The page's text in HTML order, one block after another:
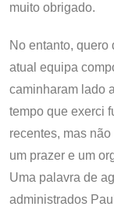
muito obrigado.
No entanto,
atual equipa
caminharam lado
tempo que exerci
recentes, mas
um prazer e um
Uma palavra de
administrados